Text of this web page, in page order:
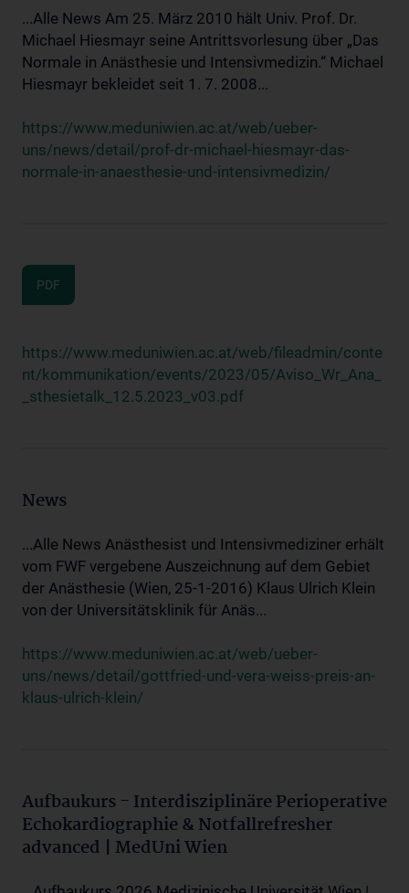
...Alle News Am 25. März 2010 hält Univ. Prof. Dr.
Michael Hiesmayr seine Antrittsvorlesung über „Das
Normale in Anästhesie und Intensivmedizin.“ Michael
Hiesmayr bekleidet seit 1. 7. 2008...
https://www.meduniwien.ac.at/web/ueber-
uns/news/detail/prof-dr-michael-hiesmayr-das-
normale-in-anaesthesie-und-intensivmedizin/
PDF
https://www.meduniwien.ac.at/web/fileadmin/conte
nt/kommunikation/events/2023/05/Aviso_Wr_Ana_
_sthesietalk_12.5.2023_v03.pdf
News
...Alle News Anästhesist und Intensivmediziner erhält
vom FWF vergebene Auszeichnung auf dem Gebiet
der Anästhesie (Wien, 25-1-2016) Klaus Ulrich Klein
von der Universitätsklinik für Anäs...
https://www.meduniwien.ac.at/web/ueber-
uns/news/detail/gottfried-und-vera-weiss-preis-an-
klaus-ulrich-klein/
Aufbaukurs - Interdisziplinäre Perioperative
Echokardiographie & Notfallrefresher
advanced | MedUni Wien